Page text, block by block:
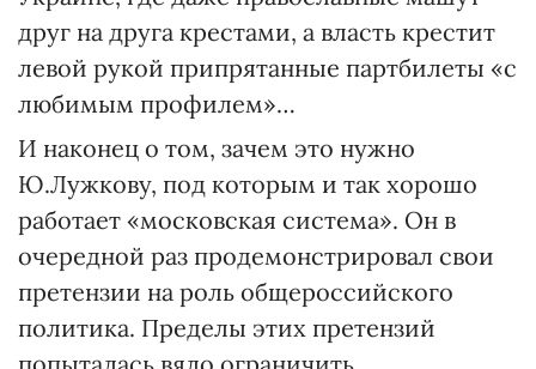
друг на друга крестами, а власть крестит
левой рукой припрятанные партбилеты «с
любимым профилем»…
И наконец о том, зачем это нужно
Ю.Лужкову, под которым и так хорошо
работает «московская система». Он в
очередной раз продемонстрировал свои
претензии на роль общероссийского
политика. Пределы этих претензий